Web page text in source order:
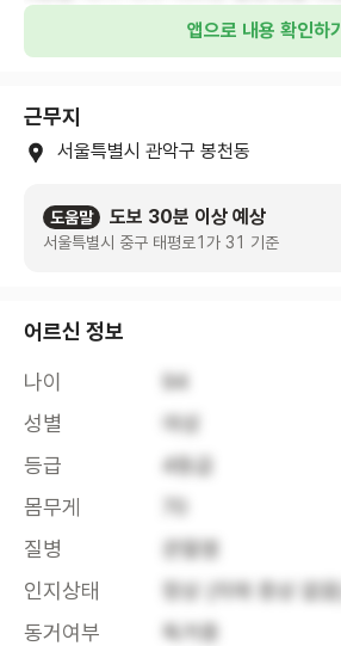
앱으로 내용 확인하기
근무지
서울특별시 관악구 봉천동
도움말 도보 30분 이상 예상
서울특별시 중구 태평로1가 31 기준
어르신 정보
나이
94
성별
여성
등급
4등급
몸무게
질병
관절염
인지상태
정상 (치매 증상 없음)
동거여부
독거중